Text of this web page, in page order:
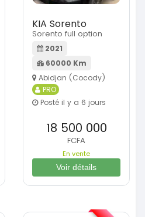
KIA Sorento
Sorento full option
2021
60000 Km
Abidjan (Cocody)
PRO
Posté il y a 6 jours
18 500 000
FCFA
En vente
Voir détails